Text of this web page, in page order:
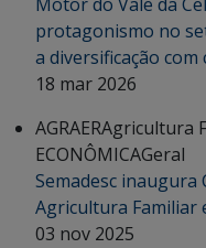
protagonismo no
a diversificação
18 mar 2026
AGRAERAgricultura
ECONÔMICAGeral
Semadesc inaugura
Agricultura Familiar
03 nov 2025